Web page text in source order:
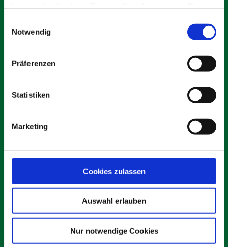
Notwendig
Präferenzen
Statistiken
Marketing
Cookies zulassen
Auswahl erlauben
Nur notwendige Cookies
Rudolf-Diesel-Ring 12
Tel: 08141 6254343
Kontakt
Impressum
AGB
Öffnungszeiten: